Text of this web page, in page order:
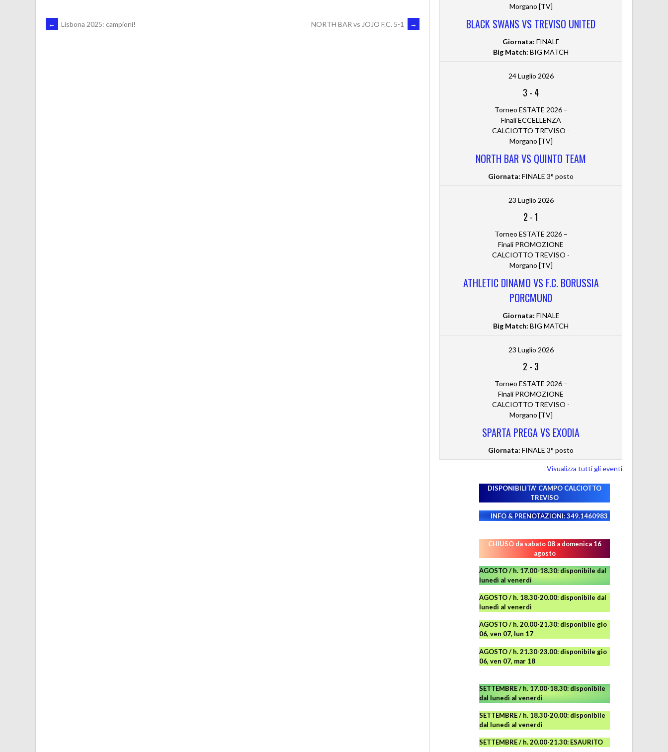
POST
← Lisbona 2025: campioni! NORTH BAR vs JOJO F.C. 5-1 →
Morgano [TV]
BLACK SWANS VS TREVISO UNITED
Giornata: FINALE
Big Match: BIG MATCH
24 Luglio 2026
3 - 4
Torneo ESTATE 2026 –
Finali ECCELLENZA
CALCIOTTO TREVISO -
Morgano [TV]
NORTH BAR VS QUINTO TEAM
Giornata: FINALE 3° posto
23 Luglio 2026
2 -1
Torneo ESTATE 2026 –
Finali PROMOZIONE
CALCIOTTO TREVISO -
Morgano [TV]
ATHLETIC DINAMO VS F.C. BORUSSIA
PORCMUND
Giornata: FINALE
Big Match: BIG MATCH
23 Luglio 2026
2 - 3
Torneo ESTATE 2026 –
Finali PROMOZIONE
CALCIOTTO TREVISO -
Morgano [TV]
SPARTA PREGA VS EXODIA
Giornata: FINALE 3° posto
Visualizza tutti gli eventi
DISPONIBILITA' CAMPO CALCIOTTO
TREVISO
INFO & PRENOTAZIONI: 349.1460983
CHIUSO da sabato 08 a domenica 16
agosto
AGOSTO / h. 17.00-18.30: disponibile dal
lunedì al venerdì
AGOSTO/ h. 18.30-20.00: disponibile dal
lunedì al venerdì
AGOSTO / h. 20.00-21.30: disponibile gio
06, ven 07, lun 17
AGOSTO/ h. 21.30-23.00: disponibile gio
06, ven 07, mar 18
SETTEMBRE / h. 17.00-18.30: disponibile
dal lunedì al venerdì
SETTEMBRE / h. 18.30-20.00: disponibile
dal lunedì al venerdì
SETTEMBRE / h. 20.00-21.30: ESAURITO